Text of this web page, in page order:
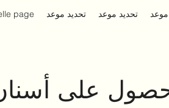
page تحديد موعد تحديد موعد موعد
على